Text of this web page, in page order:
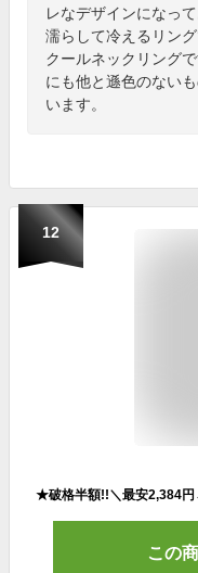
レなデザインになっ
濡らして冷えるリン
クールネックリング
にも他と遜色のない
います。
12
この